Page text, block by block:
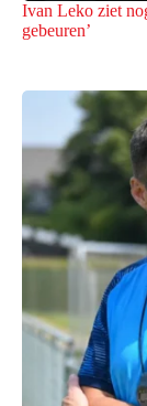
Ivan Leko ziet
gebeuren’